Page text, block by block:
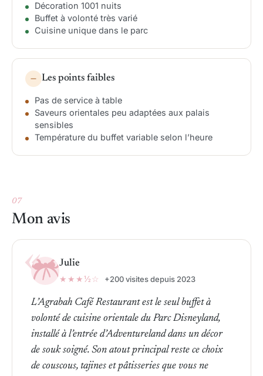
Décoration 1001 nuits
Buffet à volonté très varié
Cuisine unique dans le parc
Les points faibles
Pas de service à table
Saveurs orientales peu adaptées aux palais
sensibles
Température du buffet variable selon l’heure
07
Mon avis
Julie
★★★½☆
+200 visites depuis 2023
L’Agrabah Café Restaurant est le seul buffet à
volonté de cuisine orientale du Parc Disneyland,
installé à l’entrée d’Adventureland dans un décor
de souk soigné. Son atout principal reste ce choix
de couscous, tajines et pâtisseries que vous ne